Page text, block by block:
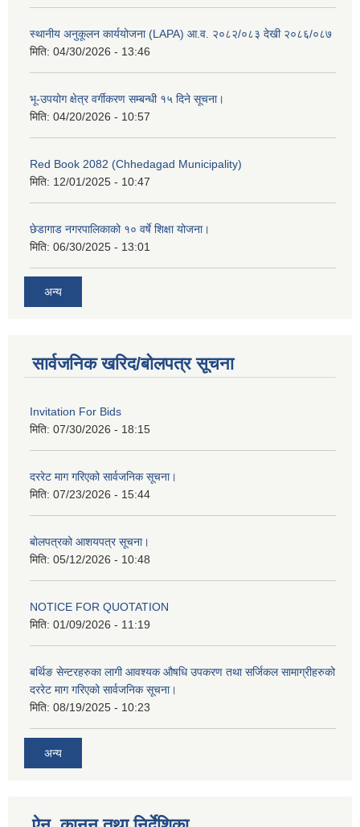
स्थानीय अनुकूलन कार्ययोजना (LAPA) आ.व. २०८२/०८३ देखी २०८६/०८७
मिति: 04/30/2026 - 13:46
भू-उपयोग क्षेत्र वर्गीकरण सम्बन्धी १५ दिने सूचना।
मिति: 04/20/2026 - 10:57
Red Book 2082 (Chhedagad Municipality)
मिति: 12/01/2025 - 10:47
छेडागाड नगरपालिकाको १० वर्षे शिक्षा योजना।
मिति: 06/30/2025 - 13:01
अन्य
सार्वजनिक खरिद/बोलपत्र सूचना
Invitation For Bids
मिति: 07/30/2026 - 18:15
दररेट माग गरिएको सार्वजनिक सूचना।
मिति: 07/23/2026 - 15:44
बोलपत्रको आशयपत्र सूचना।
मिति: 05/12/2026 - 10:48
NOTICE FOR QUOTATION
मिति: 01/09/2026 - 11:19
बर्थिङ सेन्टरहरुका लागी आवश्यक औषधि उपकरण तथा सर्जिकल सामाग्रीहरुको
दररेट माग गरिएको सार्वजनिक सूचना।
मिति: 08/19/2025 - 10:23
अन्य